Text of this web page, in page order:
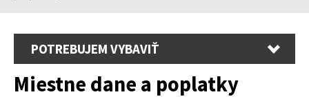
POTREBUJEM VYBAVIŤ
Miestne dane a poplatky